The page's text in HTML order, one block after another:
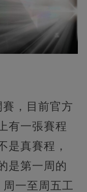
，目前官方
有一張賽程
是真賽程，
是第一周的
一至周五工